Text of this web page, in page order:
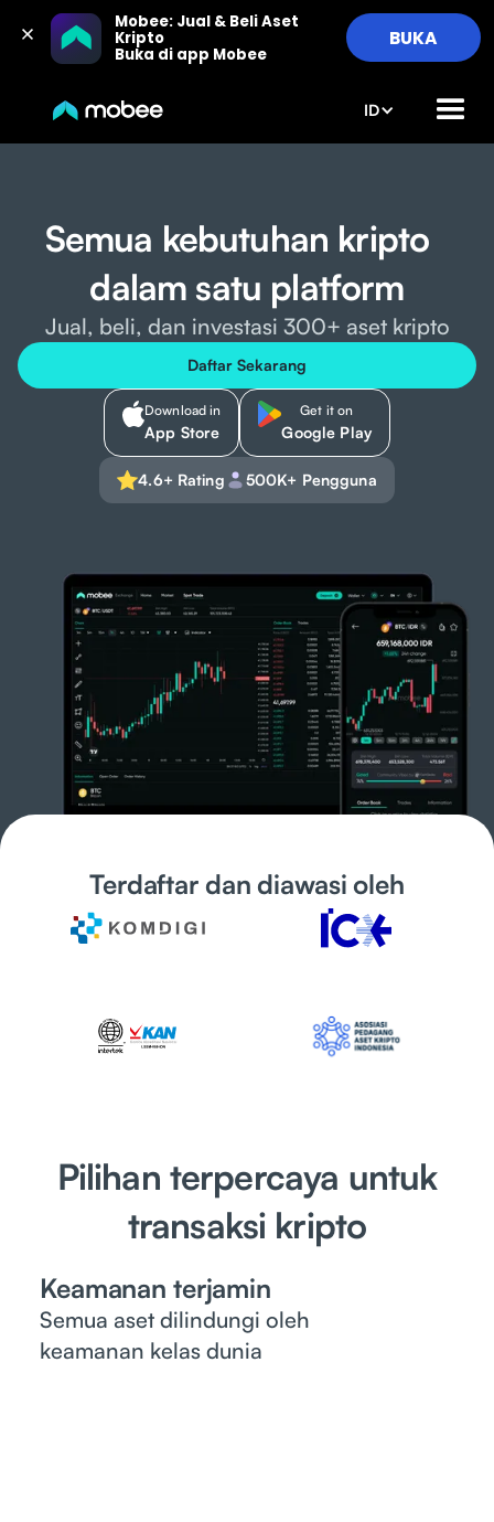
Mobee: Jual & Beli Aset
Kripto
Buka di app Mobee
BUKA
ID
Semua kebutuhan kripto
dalam satu platform
Jual, beli, dan investasi 300+ aset kripto
Daftar Sekarang
Download in
App Store
Get it on
Google Play
4.6+ Rating 500K+ Pengguna
Terdaftar dan diawasi oleh
Pilihan terpercaya untuk
transaksi kripto
Keamanan terjamin
Semua aset dilindungi oleh
keamanan kelas dunia